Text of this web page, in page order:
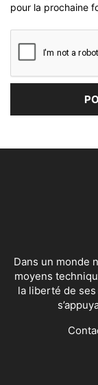
pour la prochaine
Dans un monde
moyens
la liberté de